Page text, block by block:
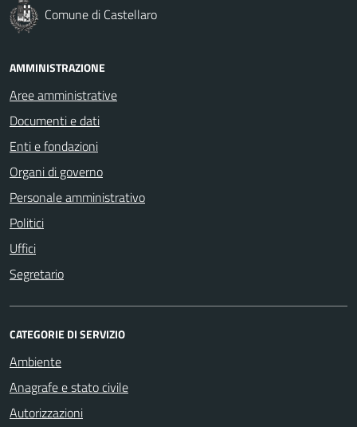
Comune di Castellaro
AMMINISTRAZIONE
Aree amministrative
Documenti e dati
Enti e fondazioni
Organi di governo
Personale amministrativo
Politici
Uffici
Segretario
CATEGORIE DI SERVIZIO
Ambiente
Anagrafe e stato civile
Autorizzazioni